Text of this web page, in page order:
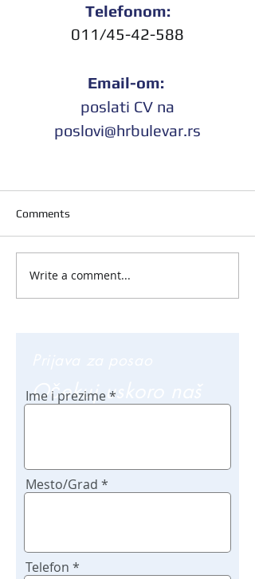
Telefonom:
011/45-42-588
Email-om:
poslati CV na
poslovi@hrbulevar.rs
Comments
Write a comment...
Očekuj uskoro naš
Ime i prezime
Mesto/Grad
Telefon